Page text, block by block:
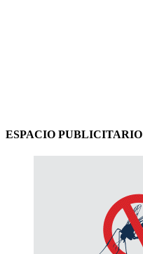
ESPACIO PUBLICITARIO